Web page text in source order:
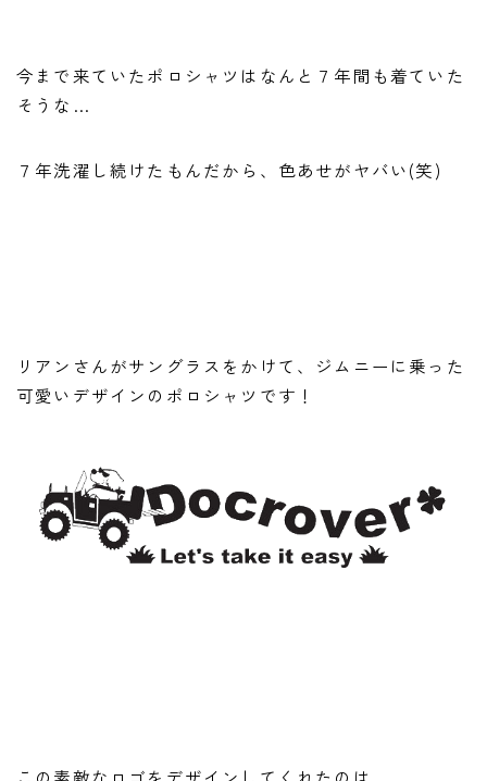
今まで来ていたポロシャツはなんと７年間も着ていた
そうな…
７年洗濯し続けたもんだから、色あせがヤバい(笑)
リアンさんがサングラスをかけて、ジムニーに乗った
可愛いデザインのポロシャツです！
この素敵なロゴをデザインしてくれたのは…